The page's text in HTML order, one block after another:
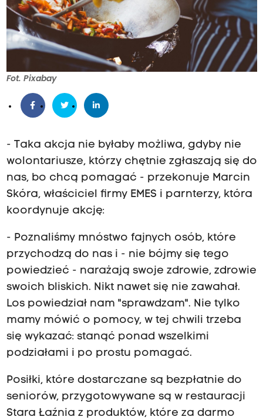
Fot. Pixabay
- Taka akcja nie byłaby możliwa, gdyby nie
wolontariusze, którzy chętnie zgłaszają się do
nas, bo chcą pomagać - przekonuje Marcin
Skóra, właściciel firmy EMES i parnterzy, która
koordynuje akcję:
- Poznaliśmy mnóstwo fajnych osób, które
przychodzą do nas i - nie bójmy się tego
powiedzieć - narażają swoje zdrowie, zdrowie
swoich bliskich. Nikt nawet się nie zawahał.
Los powiedział nam "sprawdzam". Nie tylko
mamy mówić o pomocy, w tej chwili trzeba
się wykazać: stanąć ponad wszelkimi
podziałami i po prostu pomagać.
Posiłki, które dostarczane są bezpłatnie do
seniorów, przygotowywane są w restauracji
Stara Łaźnia z produktów, które za darmo